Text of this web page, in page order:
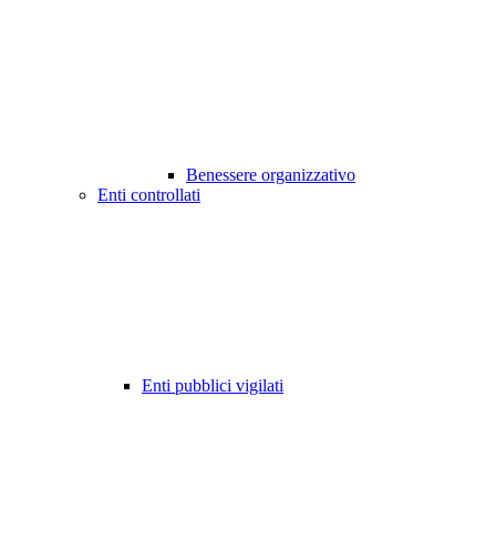
Benessere organizzativo
Enti controllati
Enti pubblici vigilati